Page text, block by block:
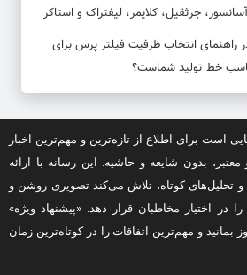
جرثقیل، کلایمر، لیفتراک و استاکر
راهنمای انتخاب ظرفیت فیلتر پرس برای
خط تولید شماست؟
است برای اطلاع از تازه‌ترین و مهم‌ترین اخبار
بدون شایعه و حاشیه. این رسانه با ارائه
تحلیل‌های کوتاه، تلاش می‌کند تصویری روشن و
را در اختیار مخاطبان قرار دهد. «پیشنهاد ویژه»
و مهم‌ترین اتفاقات را در کوتاه‌ترین زمان